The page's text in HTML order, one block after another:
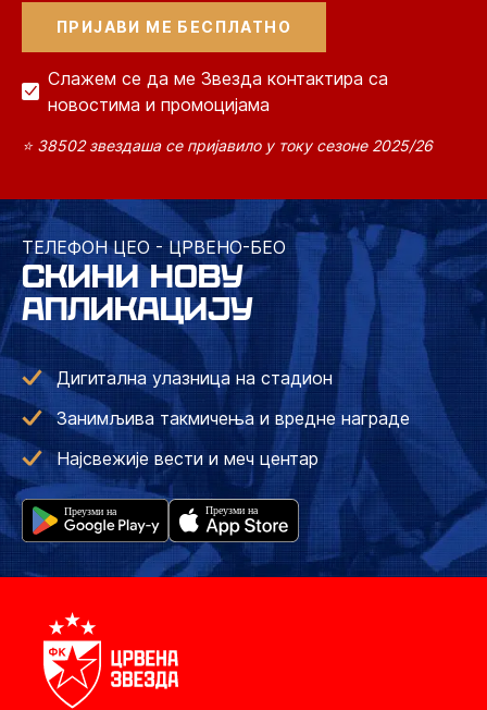
Слажем се да ме Звезда контактира са
новостима и промоцијама
⭐ 38502 звездаша се пријавило у току сезоне 2025/26
ТЕЛЕФОН ЦЕО - ЦРВЕНО-БЕО
СКИНИ НОВУ
АПЛИКАЦИЈУ
Дигитална улазница на стадион
Занимљива такмичења и вредне награде
Најсвежије вести и меч центар